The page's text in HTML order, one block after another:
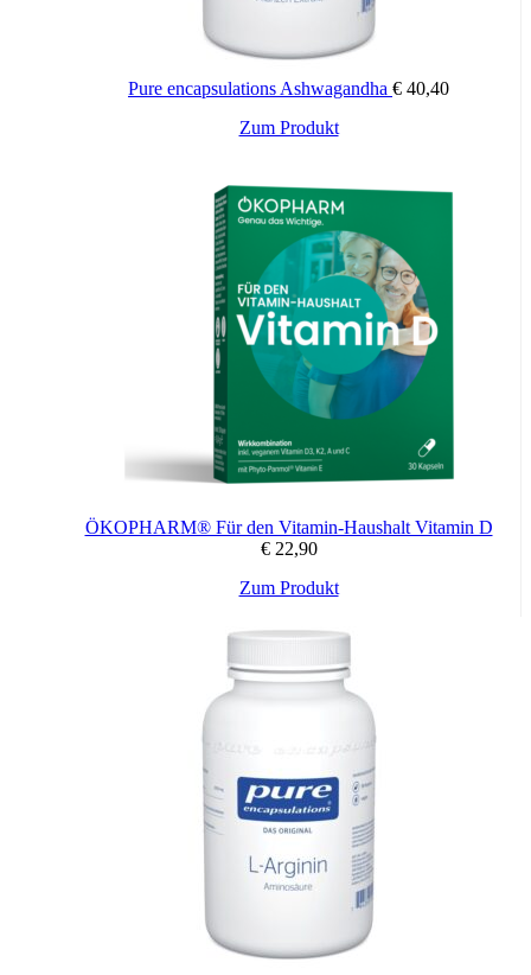
Wichtige Hinweise:
abwechslungsreiche und ausgewogene Ernährung sowie für eine
Pure encapsulations Ashwagandha € 40,40
Zum Produkt
ÖKOPHARM® Für den Vitamin-Haushalt Vitamin D
€22,90
Zum Produkt